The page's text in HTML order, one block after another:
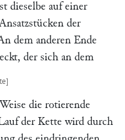
dieselbe auf einer
der
dem anderen Ende
der sich an dem
die rotierende
der Kette wird durch